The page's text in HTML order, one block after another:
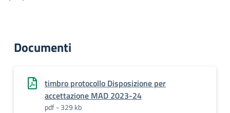
Documenti
timbro protocollo Disposizione per
accettazione MAD 2023-24
pdf - 329 kb